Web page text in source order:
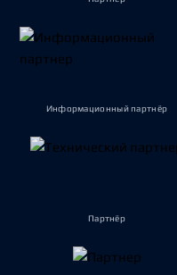
Информационный партнёр
Партнёр